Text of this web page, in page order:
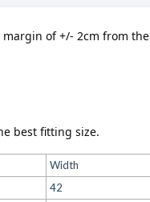
of +/- 2cm from the
best fitting size.
Width
42